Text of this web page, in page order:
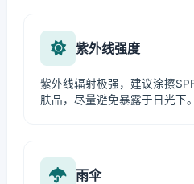
紫外线强度
紫外线辐射极强，建议涂擦
肤品，尽量避免暴露于日光下。
雨伞